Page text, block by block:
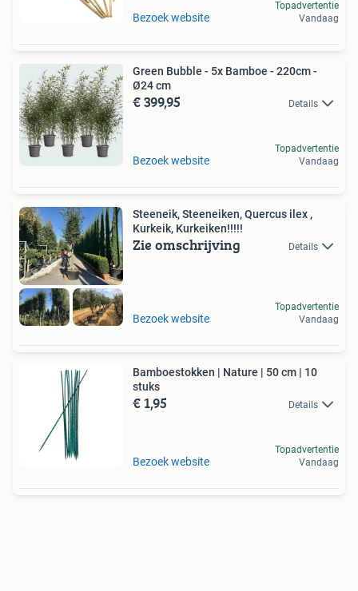
Bezoek website
Topadvertentie
Vandaag
Green Bubble - 5x Bamboe - 220cm -
Ø24 cm
€ 399,95 Details
Bezoek website
Topadvertentie
Vandaag
Steeneik, Steeneiken, Quercus ilex ,
Kurkeik, Kurkeiken!!!!!
Zie omschrijving Details
Bezoek website
Topadvertentie
Vandaag
Bamboestokken | Nature | 50 cm | 10
stuks
€ 1,95 Details
Bezoek website
Topadvertentie
Vandaag